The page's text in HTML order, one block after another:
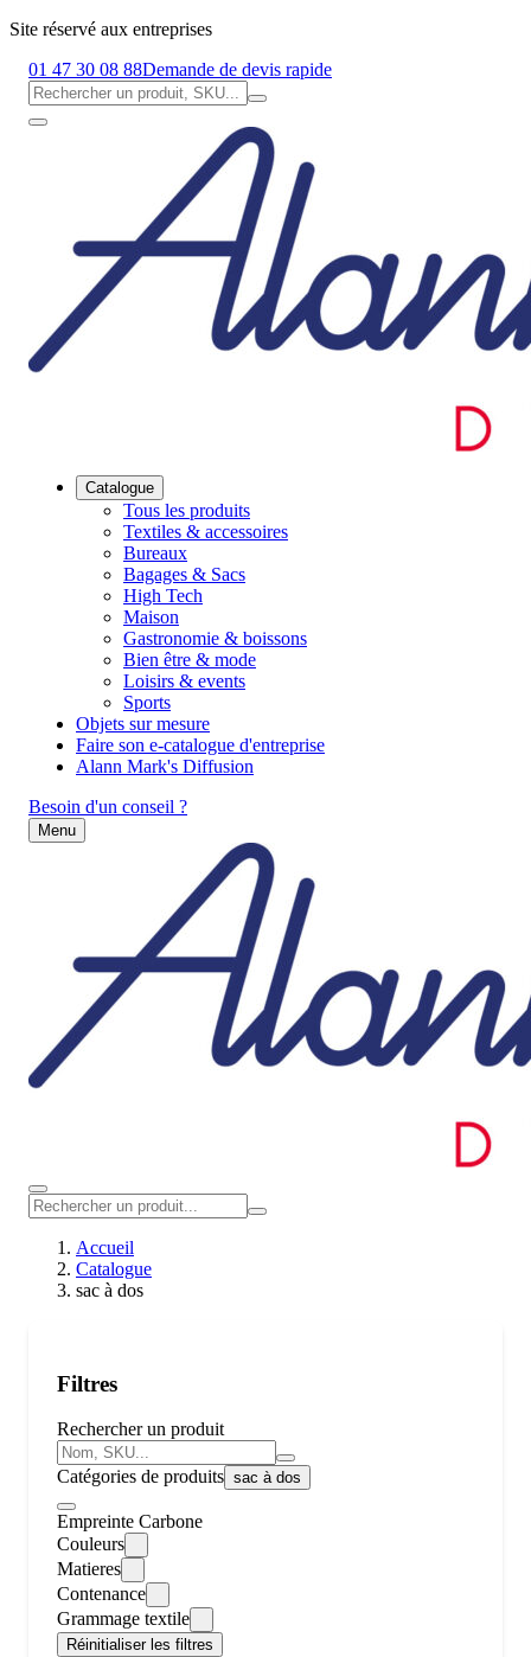
Site réservé aux entreprises
01 47 30 08 88Demande de devis rapide
Catalogue
Tous les produits
Textiles & accessoires
Bureaux
Bagages & Sacs
High Tech
Maison
Gastronomie & boissons
Bien être & mode
Loisirs & events
Sports
Objets sur mesure
Faire son e-catalogue d'entreprise
Alann Mark's Diffusion
Besoin d'un conseil ?
Menu
Accueil
Catalogue
sac à dos
Filtres
Rechercher un produit
Catégories de produits sac à dos
Empreinte Carbone
Couleurs
Matieres
Contenance
Grammage textile
Réinitialiser les filtres